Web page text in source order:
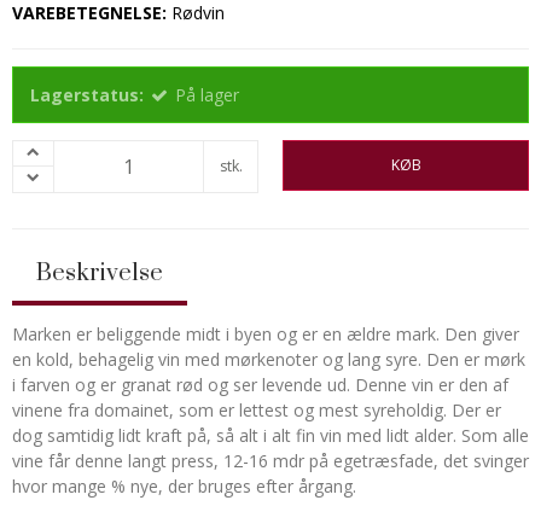
VAREBETEGNELSE: Rødvin
Lagerstatus: På lager
stk. KØB
Beskrivelse
Marken er beliggende midt i byen og er en ældre mark. Den giver
en kold, behagelig vin med mørkenoter og lang syre. Den er mørk
i farven og er granat rød og ser levende ud. Denne vin er den af
vinene fra domainet, som er lettest og mest syreholdig. Der er
dog samtidig lidt kraft på, så alt i alt fin vin med lidt alder. Som alle
vine får denne langt press, 12-16 mdr på egetræsfade, det svinger
hvor mange % nye, der bruges efter årgang.